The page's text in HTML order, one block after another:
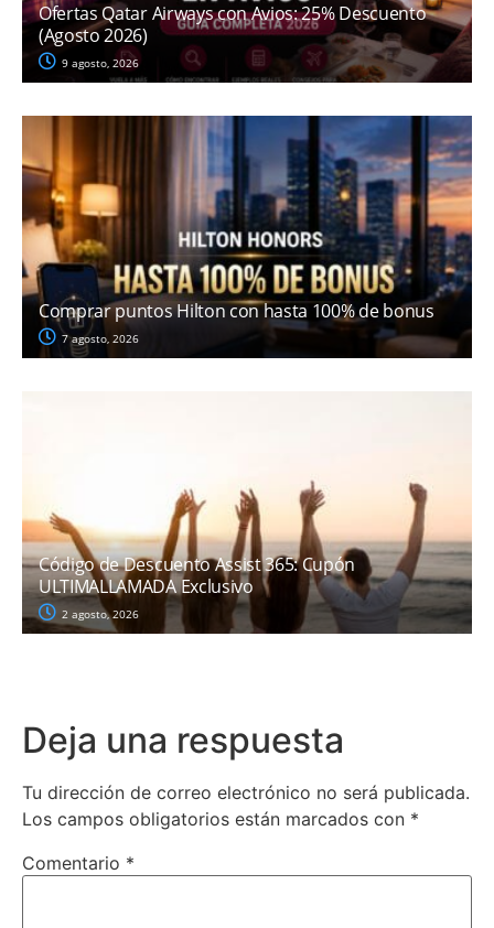
Ofertas Qatar Airways con Avios: 25% Descuento
(Agosto 2026)
9 agosto, 2026
Comprar puntos Hilton con hasta 100% de bonus
7 agosto, 2026
Código de Descuento Assist 365: Cupón
ULTIMALLAMADA Exclusivo
2 agosto, 2026
Deja una respuesta
Tu dirección de correo electrónico no será publicada.
Los campos obligatorios están marcados con *
Comentario *